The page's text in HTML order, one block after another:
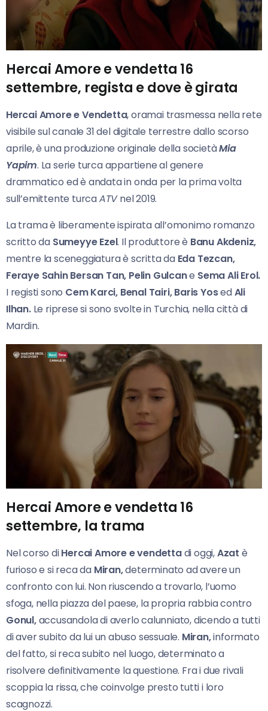
Hercai Amore e vendetta 16
settembre, regista e dove è girata
Hercai Amore e Vendetta, oramai trasmessa nella rete
visibile sul canale 31 del digitale terrestre dallo scorso
aprile, è una produzione originale della societàMia
Yapim. La serie turca appartiene al genere
drammatico ed è andata in onda per la prima volta
sull’emittente turcaATVnel 2019.
La trama è liberamente ispirata all’omonimo romanzo
scritto da Sumeyye Ezel. Il produttore è Banu Akdeniz,
mentre la sceneggiatura è scritta da Eda Tezcan,
Feraye Sahin Bersan Tan, Pelin Gulcane SemaAliErol.
I registi sono Cem Karci, Benal Tairi, Baris YosedAli
Ilhan.Le riprese si sono svolte in Turchia, nella città di
Mardin.
Hercai Amore e vendetta 16
settembre, la trama
Nel corso diHercai Amore e vendettadi oggi,Azat è
furioso e si reca da Miran,determinato ad avere un
confronto con lui. Non riuscendo a trovarlo, l’uomo
sfoga, nella piazza del paese, la propria rabbia contro
Gonul,accusandola di averlo calunniato, dicendo a tutti
di aver subito da lui un abuso sessuale. Miran,informato
del fatto, si reca subito nel luogo, determinato a
risolvere definitivamente la questione. Fra i due rivali
scoppia la rissa, che coinvolge presto tutti i loro
scagnozzi.